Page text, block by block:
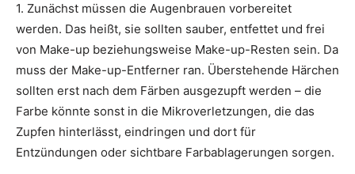
1. Zunächst müssen die Augenbrauen vorbereitet
werden. Das heißt, sie sollten sauber, entfettet und frei
von Make-up beziehungsweise Make-up-Resten sein. Da
muss der Make-up-Entferner ran. Überstehende Härchen
sollten erst nach dem Färben ausgezupft werden – die
Farbe könnte sonst in die Mikroverletzungen, die das
Zupfen hinterlässt, eindringen und dort für
Entzündungen oder sichtbare Farbablagerungen sorgen.